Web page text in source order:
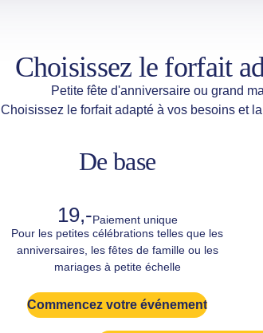
Choisissez le forfait
Petite fête d'anniversaire ou grand
Choisissez le forfait adapté à vos besoins et
De base
19,-Paiement unique
Pour les petites célébrations telles que les
anniversaires, les fêtes de famille ou les
mariages à petite échelle
Commencez votre événement